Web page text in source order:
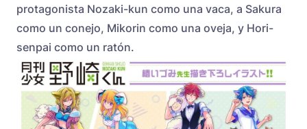
protagonista Nozaki-kun como una vaca, a Sakura
como un conejo, Mikorin como una oveja, y Hori-
senpai como un ratón.